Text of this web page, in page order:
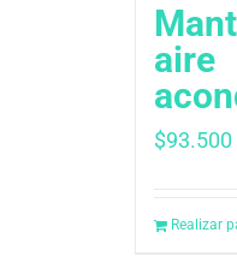
aire
$93.500
Realizar